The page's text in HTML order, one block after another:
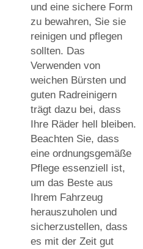
und eine sichere Form
zu bewahren, Sie sie
reinigen und pflegen
sollten. Das
Verwenden von
weichen Bürsten und
guten Radreinigern
trägt dazu bei, dass
Ihre Räder hell bleiben.
Beachten Sie, dass
eine ordnungsgemäße
Pflege essenziell ist,
um das Beste aus
Ihrem Fahrzeug
herauszuholen und
sicherzustellen, dass
es mit der Zeit gut